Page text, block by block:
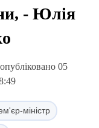
- Юлія
05
міністр